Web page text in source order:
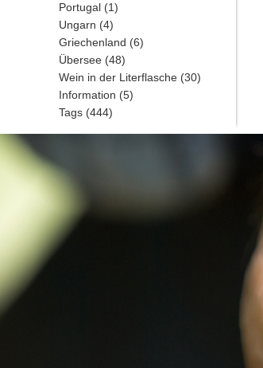
Portugal (1)
Ungarn (4)
Griechenland (6)
Übersee (48)
Wein in der Literflasche (30)
Information (5)
Tags (444)